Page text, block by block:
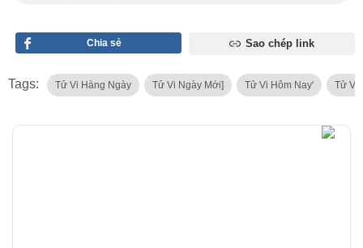
Chia sẻ Sao chép link
Tags: Tử Vi Hàng Ngày Tử Vi Ngày Mới] Tử Vi Hôm Nay' Tử Vi